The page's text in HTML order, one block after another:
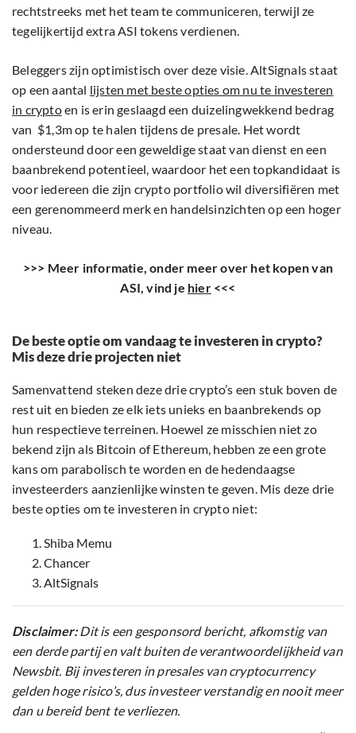
rechtstreeks met het team te communiceren, terwijl ze
tegelijkertijd extra ASI tokens verdienen.
Beleggers zijn optimistisch over deze visie. AltSignals staat
op een aantal lijsten met beste opties om nu te investeren
in cryptoen is erin geslaagd een duizelingwekkend bedrag
van $1,3m op te halen tijdens de presale. Het wordt
ondersteund door een geweldige staat van dienst en een
baanbrekend potentieel, waardoor het een topkandidaat is
voor iedereen die zijn crypto portfolio wil diversifiëren met
een gerenommeerd merk en handelsinzichten op een hoger
niveau.
>>> Meer informatie, onder meer over het kopen van
ASI, vind je hier<<<
De beste optie om vandaag te investeren in crypto?
Mis deze drie projecten niet
Samenvattend steken deze drie crypto’s een stuk boven de
rest uit en bieden ze elk iets unieks en baanbrekends op
hun respectieve terreinen. Hoewel ze misschien niet zo
bekend zijn als Bitcoin of Ethereum, hebben ze een grote
kans om parabolisch te worden en de hedendaagse
investeerders aanzienlijke winsten te geven. Mis deze drie
beste opties om te investeren in crypto niet:
Shiba Memu
Chancer
AltSignals
Disclaimer:Dit is een gesponsord bericht, afkomstig van
een derde partij en valt buiten de verantwoordelijkheid van
Newsbit. Bij investeren in presales van cryptocurrency
gelden hoge risico’s, dus investeer verstandig en nooit meer
dan u bereid bent te verliezen.